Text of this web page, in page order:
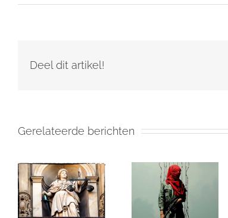
Deel dit artikel!
Gerelateerde berichten
Israël en de
(valse)
beschuldigingen
van
Gaza: Wat Je
Echt over de
Oorlog